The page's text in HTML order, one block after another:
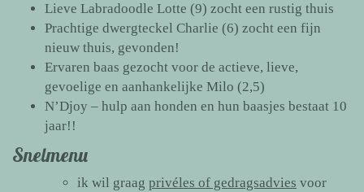
Lieve Labradoodle Lotte (9) zocht een rustig thuis
Prachtige dwergteckel Charlie (6) zocht een fijn
nieuw thuis, gevonden!
Ervaren baas gezocht voor de actieve, lieve,
gevoelige en aanhankelijke Milo (2,5)
N’Djoy – hulp aan honden en hun baasjes bestaat 10
jaar!!
Snelmenu
ik wil graag privéles of gedragsadvies voor